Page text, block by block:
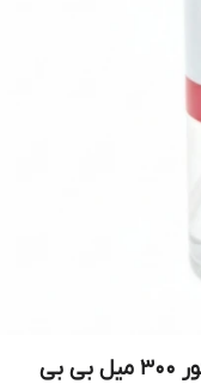
محلول ضد عفونی کننده ی ابزار پدیکور ۳۰۰ میل بی بی